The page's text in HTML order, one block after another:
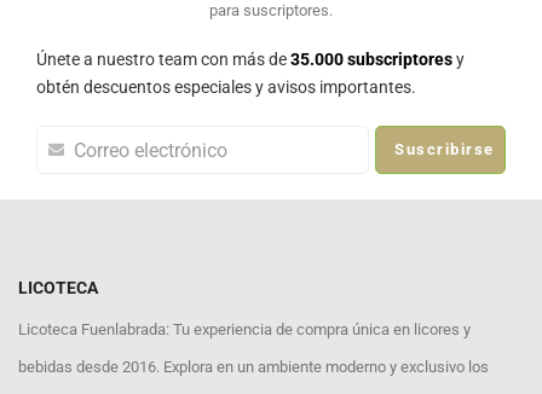
para suscriptores.
Únete a nuestro team con más de35.000 subscriptoresy
obtén descuentos especiales y avisos importantes.
Suscribirse
LICOTECA
Licoteca Fuenlabrada: Tu experiencia de compra única en licores y
bebidas desde 2016. Explora en un ambiente moderno y exclusivo los